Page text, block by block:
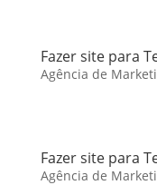
Fazer site para
Agência de
Fazer site para
Agência de